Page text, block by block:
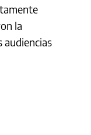
la
audiencias